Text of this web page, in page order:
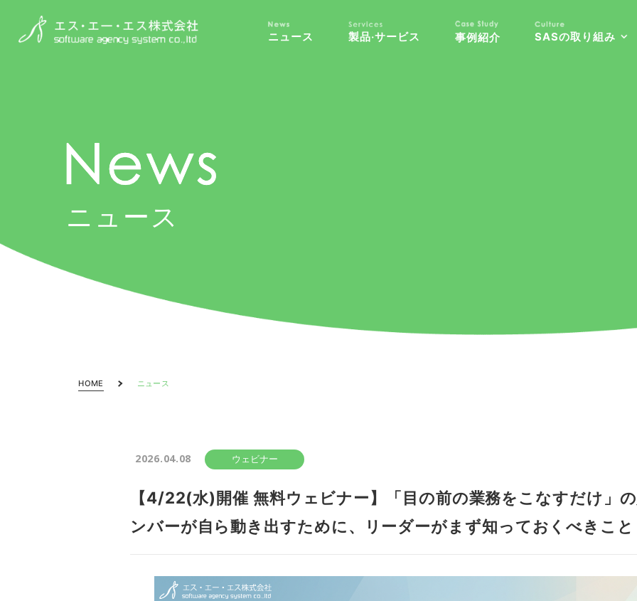
ニュース 製品‧サービス 事例紹介 SASの取り組み
ニュース
HOME ニュース
2026.04.08 ウェビナー
【4/22(水)開催 無料ウェビナー】「目の前の業務をこなすだけ」
ンバーが自ら動き出すために、リーダーがまず知っておくべきこと